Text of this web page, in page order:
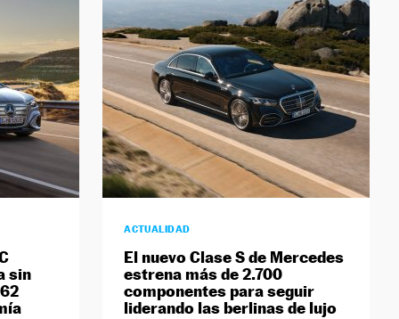
sin
ACTUALIDAD
El nuevo Clase S de Mercedes
estrena más de 2.700
componentes para seguir
liderando las berlinas de lujo